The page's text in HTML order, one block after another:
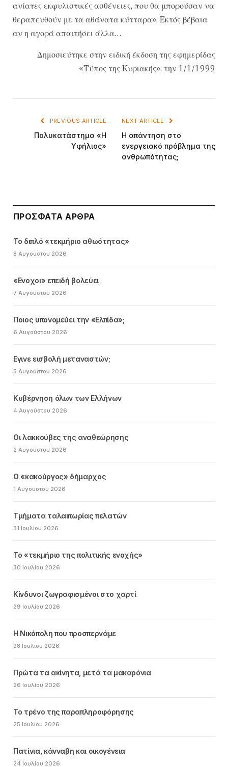
ανίατες εκφυλιστικές ασθένειες, που θα μπορούσαν να
θεραπευθούν με τα αθάνατα κύτταρα». Eκτός βέβαια
αν η αγορά απαιτήσει άλλα…
Δημοσιεύτηκε στην ειδική έκδοση της εφημερίδας
«Tύπος της Kυριακής». την 1/1/1999
PREVIOUS ARTICLE
Πολυκατάστημα «H
Yφήλιος»
NEXT ARTICLE
H απάντηση στο
ενεργειακό πρόβλημα της
ανθρωπότητας;
ΠΡΌΣΦΑΤΑ ΆΡΘΡΑ
Το διπλό «τεκμήριο αθωότητας»
8 Αυγούστου 2026
«Ενοχοι» επειδή βολεύει
7 Αυγούστου 2026
Ποιος υπονομεύει την «Ελπίδα»;
6 Αυγούστου 2026
Εγινε εισβολή μεταναστών;
5 Αυγούστου 2026
Κυβέρνηση όλων των Ελλήνων
4 Αυγούστου 2026
Οι λακκούβες της αναθεώρησης
2 Αυγούστου 2026
Ο «κακούργος» δήμαρχος
1 Αυγούστου 2026
Τμήματα ταλαιπωρίας πελατών
31 Ιουλίου 2026
Το «τεκμήριο της πολιτικής ενοχής»
30 Ιουλίου 2026
Κίνδυνοι ζωγραφισμένοι στο χαρτί
29 Ιουλίου 2026
Η Νικόπολη που προσπερνάμε
28 Ιουλίου 2026
Πρώτα τα ακίνητα, μετά τα μακαρόνια
26 Ιουλίου 2026
Το τρένο της παραπληροφόρησης
25 Ιουλίου 2026
Πατίνια, κάνναβη και οικογένεια
24 Ιουλίου 2026